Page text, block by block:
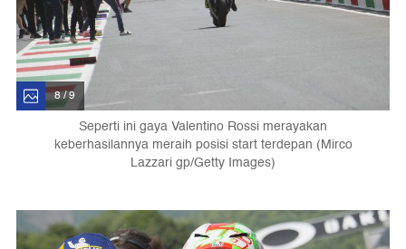
8 / 9
Seperti ini gaya Valentino Rossi merayakan
keberhasilannya meraih posisi start terdepan (Mirco
Lazzari gp/Getty Images)